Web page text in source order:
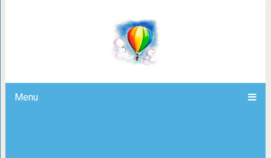
Menu
Стивен Ликок. Как